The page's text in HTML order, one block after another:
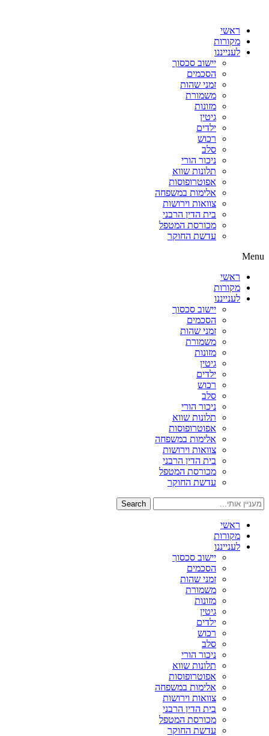
ראשי
מקורות
לענייננו
יישוב סכסוך
הסכמים
זמני שהות
משמורת
מזונות
גיטין
ילדים
רכוש
סלב
ניכור הורי
תלונות שווא
אפוטרופוסות
אלימות במשפחה
צוואות וירושות
בית הדין הרבני
מכורסת המטפל
עדשת החוקר
Menu
ראשי
מקורות
לענייננו
יישוב סכסוך
הסכמים
זמני שהות
משמורת
מזונות
גיטין
ילדים
רכוש
סלב
ניכור הורי
תלונות שווא
אפוטרופוסות
אלימות במשפחה
צוואות וירושות
בית הדין הרבני
מכורסת המטפל
עדשת החוקר
Search
ראשי
מקורות
לענייננו
יישוב סכסוך
הסכמים
זמני שהות
משמורת
מזונות
גיטין
ילדים
רכוש
סלב
ניכור הורי
תלונות שווא
אפוטרופוסות
אלימות במשפחה
צוואות וירושות
בית הדין הרבני
מכורסת המטפל
עדשת החוקר